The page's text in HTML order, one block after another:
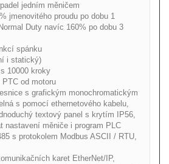
jedním měničem
jmenovitého proudu po dobu 1
Duty navíc 160% po dobu 3
spánku
i statický)
10000 kroky
od motoru
s grafickým monochromatickým
s pomocí ethernetového kabelu,
textový panel s krytím IP56,
nastavení měniče i program PLC
s protokolem Modbus ASCII / RTU,
karet EtherNet/IP,